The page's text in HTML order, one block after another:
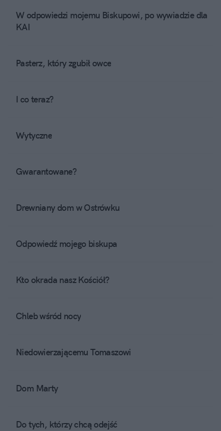
W odpowiedzi mojemu Biskupowi, po wywiadzie dla
KAI
Pasterz, który zgubił owce
I co teraz?
Wytyczne
Gwarantowane?
Drewniany dom w Ostrówku
Odpowiedź mojego biskupa
Kto okrada nasz Kościół?
Chleb wśród nocy
Niedowierzającemu Tomaszowi
Dom Marty
Do tych, którzy chcą odejść